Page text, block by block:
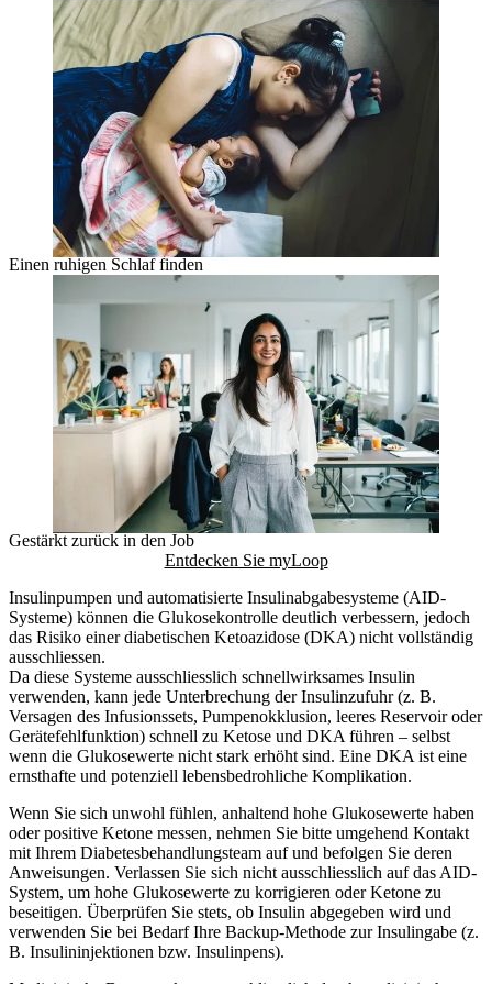
Einen ruhigen Schlaf finden
Gestärkt zurück in den Job
Entdecken Sie myLoop
Insulinpumpen und automatisierte Insulinabgabesysteme (AID-
Systeme) können die Glukosekontrolle deutlich verbessern, jedoch
das Risiko einer diabetischen Ketoazidose (DKA) nicht vollständig
ausschliessen.
Da diese Systeme ausschliesslich schnellwirksames Insulin
verwenden, kann jede Unterbrechung der Insulinzufuhr (z. B.
Versagen des Infusionssets, Pumpenokklusion, leeres Reservoir oder
Gerätefehlfunktion) schnell zu Ketose und DKA führen – selbst
wenn die Glukosewerte nicht stark erhöht sind. Eine DKA ist eine
ernsthafte und potenziell lebensbedrohliche Komplikation.
Wenn Sie sich unwohl fühlen, anhaltend hohe Glukosewerte haben
oder positive Ketone messen, nehmen Sie bitte umgehend Kontakt
mit Ihrem Diabetesbehandlungsteam auf und befolgen Sie deren
Anweisungen. Verlassen Sie sich nicht ausschliesslich auf das AID-
System, um hohe Glukosewerte zu korrigieren oder Ketone zu
beseitigen. Überprüfen Sie stets, ob Insulin abgegeben wird und
verwenden Sie bei Bedarf Ihre Backup-Methode zur Insulingabe (z.
B. Insulininjektionen bzw. Insulinpens).